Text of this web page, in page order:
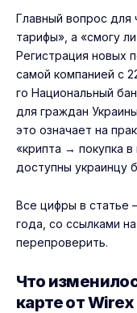
Главный вопрос для
тарифы», а «смогу
Регистрация новых
самой компанией с
го Национальный
для граждан
это означает на
«крипта → покупка в
доступны украинцу
Все цифры в статье
года, со ссылками
перепроверить.
Что
карте от Wirex